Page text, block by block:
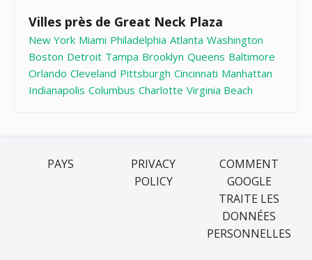
Villes près de Great Neck Plaza
New York Miami Philadelphia Atlanta Washington
Boston Detroit Tampa Brooklyn Queens Baltimore
Orlando Cleveland Pittsburgh Cincinnati Manhattan
Indianapolis Columbus Charlotte Virginia Beach
PAYS
PRIVACY
POLICY
COMMENT
GOOGLE
TRAITE LES
DONNÉES
PERSONNELLES